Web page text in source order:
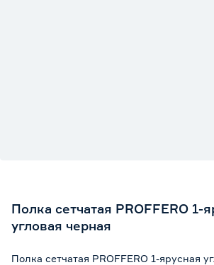
Полка сетчатая PROFFERO 1-
угловая черная
Полка сетчатая PROFFERO 1-ярусная